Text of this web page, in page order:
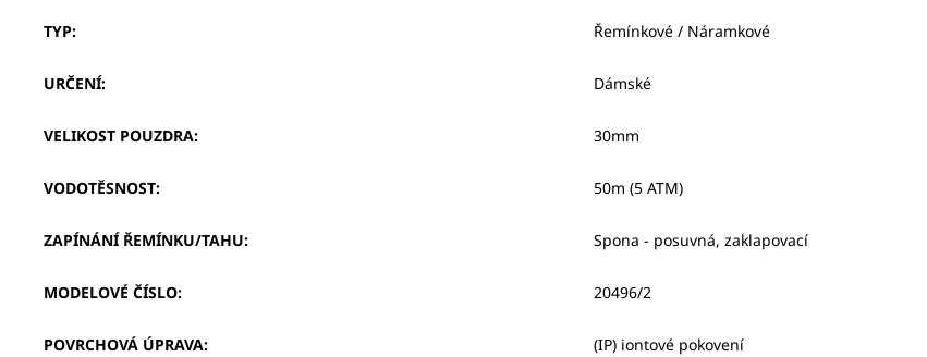
TYP: Řemínkové / Náramkové
URČENÍ: Dámské
VELIKOST POUZDRA: 30mm
VODOTĚSNOST: 50m (5 ATM)
ZAPÍNÁNÍ ŘEMÍNKU/TAHU: Spona - posuvná, zaklapovací
MODELOVÉ ČÍSLO: 20496/2
POVRCHOVÁ ÚPRAVA: (IP) iontové pokovení